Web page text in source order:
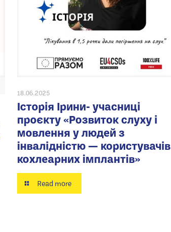
18.06.2025
Історія Ірини- учасниці
проєкту «Розвиток слуху і
мовлення у людей з
інвалідністю — користувачів
кохлеарних імплантів»
Read more